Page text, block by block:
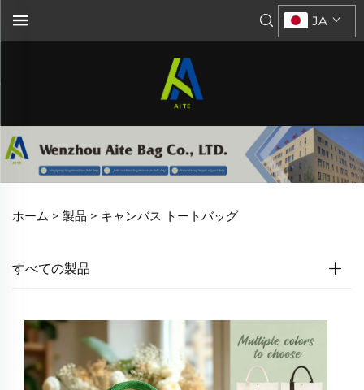
JA
ホーム > 製品 > キャンバス トートバッグ
すべての製品